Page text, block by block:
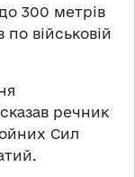
300 метрів
військовій
речник
Сил